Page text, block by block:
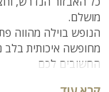
מושלם.
הנופש בוילה מהווה
מחופשה איכותית בלב
החשובים לכם